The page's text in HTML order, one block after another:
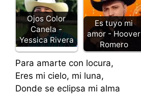
Ojos Color
Canela -
Yessica Rivera
Es tuyo mi
amor - Hoover
Romero
Para amarte con locura,
Eres mi cielo, mi luna,
Donde se eclipsa mi alma